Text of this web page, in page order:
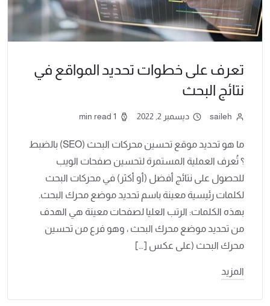
تعرف على خطوات تحديد المواقع في
نتائج البحث
saileh ديسمبر 2, 2022 1 min read
ما هو تحديد موقع تحسين محركات البحث (SEO) بالضبط
؟ تُعرف العملية المستمرة لتحسين صفحات الويب
للحصول على نتائج أفضل (أو أكثر) في محركات البحث
لكلمات رئيسية معينة باسم تحديد موضع محرك البحث.
بهذه الكلمات: الرتب العليا لصفحات معينة هي الهدف
من تحديد موضع محرك البحث ، وهو فرع من تحسين
محرك البحث (على عكس […]
المزيد